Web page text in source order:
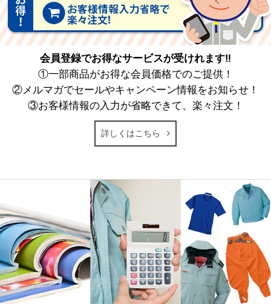
会員登録でお得なサービスが受けれます‼
①一部商品がお得な会員価格でのご提供！
②メルマガでセールやキャンペーン情報をお知らせ！
③お客様情報の入力が省略できて、楽々注文！
詳しくはこちら